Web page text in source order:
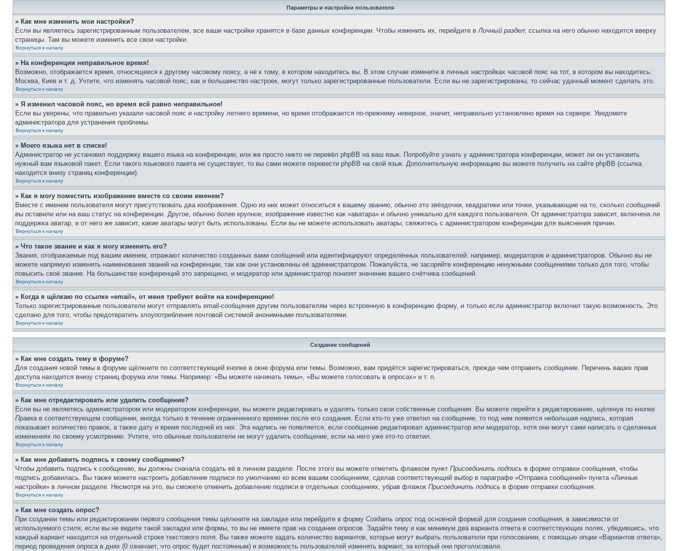
Параметры и настройки пользователя
» Как мне изменить мои настройки?
Если вы являетесь зарегистрированным пользователем, все ваши настройки хранятся в базе данных конференции. Чтобы изменить их, перейдите вЛичный раздел; ссылка на него обычно находится вверху
страницы. Там вы можете изменить все свои настройки.
Вернуться к началу
» На конференции неправильное время!
Возможно, отображается время, относящееся к другому часовому поясу, а не к тому, в котором находитесь вы. В этом случае измените в личных настройках часовой пояс на тот, в котором вы находитесь:
Москва, Киев и т. д. Учтите, что изменять часовой пояс, как и большинство настроек, могут только зарегистрированные пользователи. Если вы не зарегистрированы, то сейчас удачный момент сделать это.
Вернуться к началу
» Я изменил часовой пояс, но время всё равно неправильное!
Если вы уверены, что правильно указали часовой пояс и настройку летнего времени, но время отображается по-прежнему неверное, значит, неправильно установлено время на сервере. Уведомите
администратора для устранения проблемы.
Вернуться к началу
» Моего языка нет в списке!
Администратор не установил поддержку вашего языка на конференции, или же просто никто не перевёл phpBB на ваш язык. Попробуйте узнать у администратора конференции, может ли он установить
нужный вам языковой пакет. Если такого языкового пакета не существует, то вы сами можете перевести phpBB на свой язык. Дополнительную информацию вы можете получить на сайте phpBB (ссылка
находится внизу страниц конференции).
Вернуться к началу
» Как я могу поместить изображение вместе со своим именем?
Вместе с именем пользователя могут присутствовать два изображения. Одно из них может относиться к вашему званию, обычно это звёздочки, квадратики или точки, указывающие на то, сколько сообщений
вы оставили или на ваш статус на конференции. Другое, обычно более крупное, изображение известно как «аватара» и обычно уникально для каждого пользователя. От администратора зависит, включена ли
поддержка аватар, и от него же зависит, какие аватары могут быть использованы. Если вы не можете использовать аватары, свяжитесь с администратором конференции для выяснения причин.
Вернуться к началу
» Что такое звание и как я могу изменить его?
Звания, отображаемые под вашим именем, отражают количество созданных вами сообщений или идентифицируют определённых пользователей: например, модераторов и администраторов. Обычно вы не
можете напрямую изменять наименования званий на конференции, так как они установлены её администратором. Пожалуйста, не засоряйте конференцию ненужными сообщениями только для того, чтобы
повысить своё звание. На большинстве конференций это запрещено, и модератор или администратор понизят значение вашего счётчика сообщений.
Вернуться к началу
» Когда я щёлкаю по ссылке «email», от меня требуют войти на конференцию!
Только зарегистрированные пользователи могут отправлять email-сообщения другим пользователям через встроенную в конференцию форму, и только если администратор включил такую возможность. Это
сделано для того, чтобы предотвратить злоупотребления почтовой системой анонимными пользователями.
Вернуться к началу
Создание сообщений
» Как мне создать тему в форуме?
Для создания новой темы в форуме щёлкните по соответствующей кнопке в окне форума или темы. Возможно, вам придётся зарегистрироваться, прежде чем отправить сообщение. Перечень ваших прав
доступа находится внизу страниц форума или темы. Например: «Вы можете начинать темы», «Вы можете голосовать в опросах» и т. п.
Вернуться к началу
» Как мне отредактировать или удалить сообщение?
Если вы не являетесь администратором или модератором конференции, вы можете редактировать и удалять только свои собственные сообщения. Вы можете перейти к редактированию, щёлкнув по кнопке
Правка в соответствующем сообщении, иногда только в течение ограниченного времени после его создания. Если кто-то уже ответил на сообщение, то под ним появится небольшая надпись, которая
показывает количество правок, а также дату и время последней из них. Эта надпись не появляется, если сообщение редактировал администратор или модератор, хотя они могут сами написать о сделанных
изменениях по своему усмотрению. Учтите, что обычные пользователи не могут удалить сообщение, если на него уже кто-то ответил.
Вернуться к началу
» Как мне добавить подпись к своему сообщению?
Чтобы добавить подпись к сообщению, вы должны сначала создать её в личном разделе. После этого вы можете отметить флажком пункт Присоединить подпись в форме отправки сообщения, чтобы
подпись добавилась. Вы также можете настроить добавление подписи по умолчанию ко всем вашим сообщениям, сделав соответствующий выбор в параграфе «Отправка сообщений» пункта «Личные
настройки» в личном разделе. Несмотря на это, вы сможете отменить добавление подписи в отдельных сообщениях, убрав флажок Присоединить подпись в форме отправки сообщения.
Вернуться к началу
» Как мне создать опрос?
При создании темы или редактировании первого сообщения темы щёлкните на закладке или перейдите в форму Создать опрос под основной формой для создания сообщения, в зависимости от
используемого стиля; если вы не видите такой закладки или формы, то вы не имеете прав на создание опросов. Задайте тему и как минимум два варианта ответа в соответствующих полях, убедившись, что
каждый вариант находится на отдельной строке текстового поля. Вы также можете задать количество вариантов, которые могут выбрать пользователи при голосовании, с помощью опции «Вариантов ответа»,
период проведения опроса в днях (0 означает, что опрос будет постоянным) и возможность пользователей изменять вариант, за который они проголосовали.